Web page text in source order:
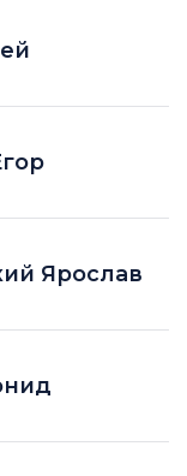
Ярослав